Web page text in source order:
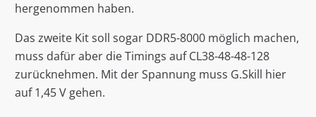
hergenommen haben.
Das zweite Kit soll sogar DDR5-8000 möglich machen,
muss dafür aber die Timings auf CL38-48-48-128
zurücknehmen. Mit der Spannung muss G.Skill hier
auf 1,45 V gehen.